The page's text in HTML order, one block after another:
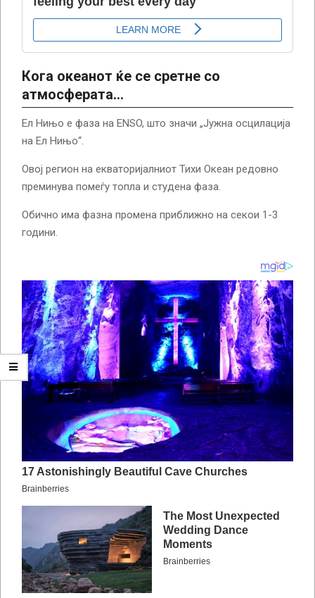
Кога океанот ќе се сретне со
атмосферата…
Ел Нињо е фаза на ENSO, што значи „Јужна осцилација
на Ел Нињо“.
Овој регион на екваторијалниот Тихи Океан редовно
преминува помеѓу топла и студена фаза.
Обично има фазна промена приближно на секои 1-3
години.